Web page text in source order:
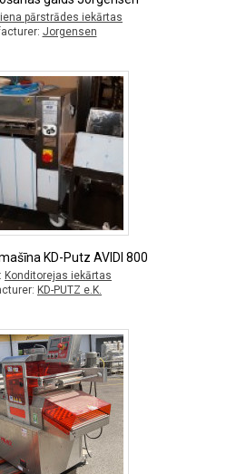
pārstrādes iekārtas
Jorgensen
KD-Putz AVIDI 800
Konditorejas iekārtas
KD-PUTZ e.K.